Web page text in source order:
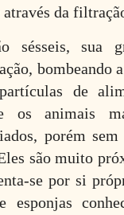
da
sésseis, sua
bombeando
de
os animais
porém
são muito
se por si
esponjas